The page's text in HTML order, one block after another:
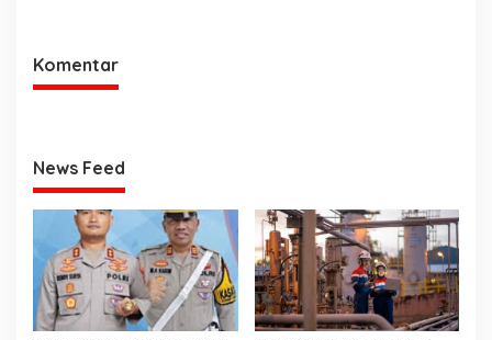
Komentar
News Feed